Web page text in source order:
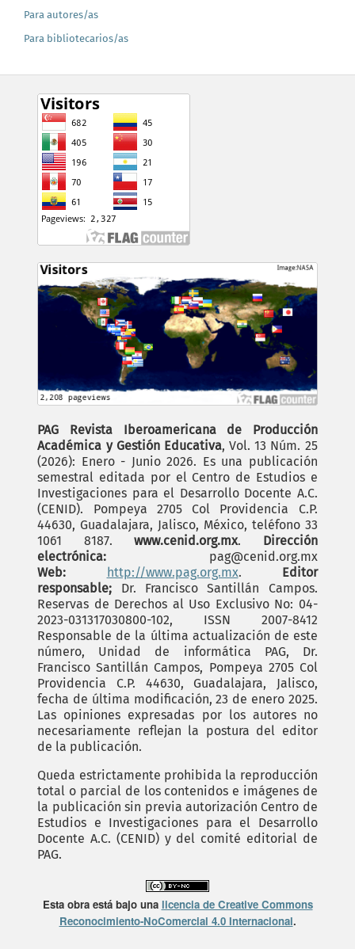
Para autores/as
Para bibliotecarios/as
PAG Revista Iberoamericana de Producción
Académica y Gestión Educativa, Vol. 13 Núm. 25
(2026): Enero - Junio 2026. Es una publicación
semestral editada por el Centro de Estudios e
Investigaciones para el Desarrollo Docente A.C.
(CENID). Pompeya 2705 Col Providencia C.P.
44630, Guadalajara, Jalisco, México, teléfono 33
1061 8187.www.cenid.org.mx. Dirección
electrónica: pag@cenid.org.mx
Web:
http://www.pag.org.mx.
Editor
responsable; Dr. Francisco Santillán Campos.
Reservas de Derechos al Uso Exclusivo No: 04-
2023-031317030800-102, ISSN 2007-8412
Responsable de la última actualización de este
número, Unidad de informática PAG, Dr.
Francisco Santillán Campos, Pompeya 2705 Col
Providencia C.P. 44630, Guadalajara, Jalisco,
fecha de última modificación, 23 de enero 2025.
Las opiniones expresadas por los autores no
necesariamente reflejan la postura del editor
de la publicación.
Queda estrictamente prohibida la reproducción
total o parcial de los contenidos e imágenes de
la publicación sin previa autorización Centro de
Estudios e Investigaciones para el Desarrollo
Docente A.C. (CENID) y del comité editorial de
PAG.
Esta obra está bajo una licencia de Creative Commons
Reconocimiento-NoComercial 4.0 Internacional.